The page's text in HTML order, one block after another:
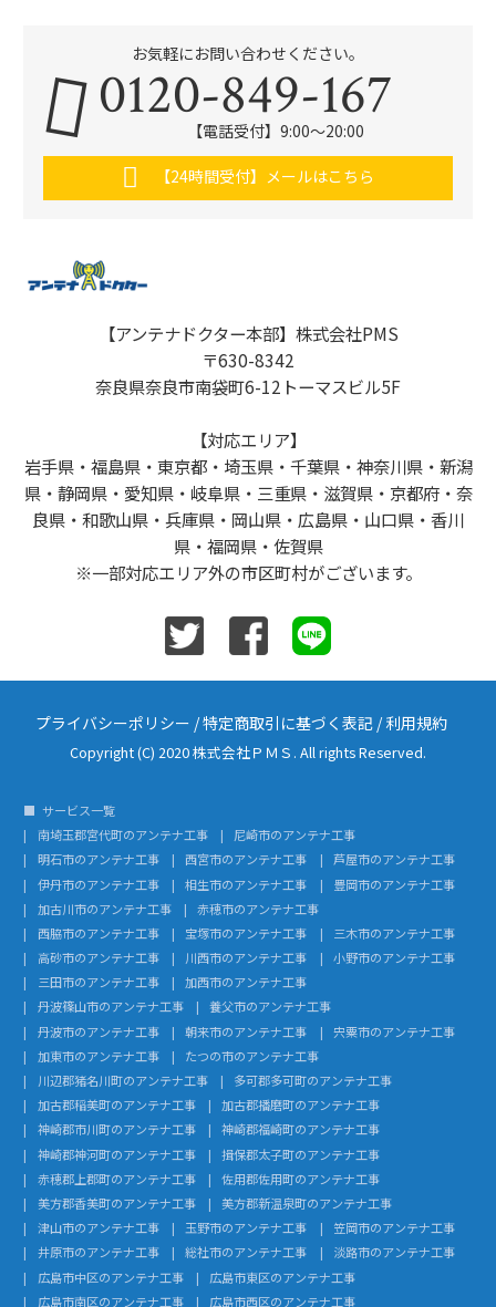
お気軽にお問い合わせください。
0120-849-167
【電話受付】9:00〜20:00
【24時間受付】メールはこちら
【アンテナドクター本部】株式会社PMS
〒630-8342
奈良県奈良市南袋町6-12トーマスビル5F
【対応エリア】
岩手県・福島県・東京都・埼玉県・千葉県・神奈川県・新潟
県・静岡県・愛知県・岐阜県・三重県・滋賀県・京都府・奈
良県・和歌山県・兵庫県・岡山県・広島県・山口県・香川
県・福岡県・佐賀県
※一部対応エリア外の市区町村がございます。
プライバシーポリシー /特定商取引に基づく表記 /利用規約
Copyright (C) 2020 株式会社ＰＭＳ. All rights Reserved.
サービス一覧
南埼玉郡宮代町のアンテナ工事
尼崎市のアンテナ工事
明石市のアンテナ工事
西宮市のアンテナ工事
芦屋市のアンテナ工事
伊丹市のアンテナ工事
相生市のアンテナ工事
豊岡市のアンテナ工事
加古川市のアンテナ工事
赤穂市のアンテナ工事
西脇市のアンテナ工事
宝塚市のアンテナ工事
三木市のアンテナ工事
高砂市のアンテナ工事
川西市のアンテナ工事
小野市のアンテナ工事
三田市のアンテナ工事
加西市のアンテナ工事
丹波篠山市のアンテナ工事
養父市のアンテナ工事
丹波市のアンテナ工事
朝来市のアンテナ工事
宍粟市のアンテナ工事
加東市のアンテナ工事
たつの市のアンテナ工事
川辺郡猪名川町のアンテナ工事
多可郡多可町のアンテナ工事
加古郡稲美町のアンテナ工事
加古郡播磨町のアンテナ工事
神崎郡市川町のアンテナ工事
神崎郡福崎町のアンテナ工事
神崎郡神河町のアンテナ工事
揖保郡太子町のアンテナ工事
赤穂郡上郡町のアンテナ工事
佐用郡佐用町のアンテナ工事
美方郡香美町のアンテナ工事
美方郡新温泉町のアンテナ工事
津山市のアンテナ工事
玉野市のアンテナ工事
笠岡市のアンテナ工事
井原市のアンテナ工事
総社市のアンテナ工事
淡路市のアンテナ工事
広島市中区のアンテナ工事
広島市東区のアンテナ工事
広島市南区のアンテナ工事
広島市西区のアンテナ工事